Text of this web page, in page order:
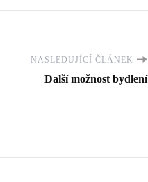
NASLEDUJÍCÍ ČLÁNEK
Další možnost bydlení